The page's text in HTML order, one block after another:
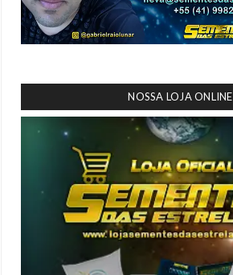
NOSSA LOJA ONLINE